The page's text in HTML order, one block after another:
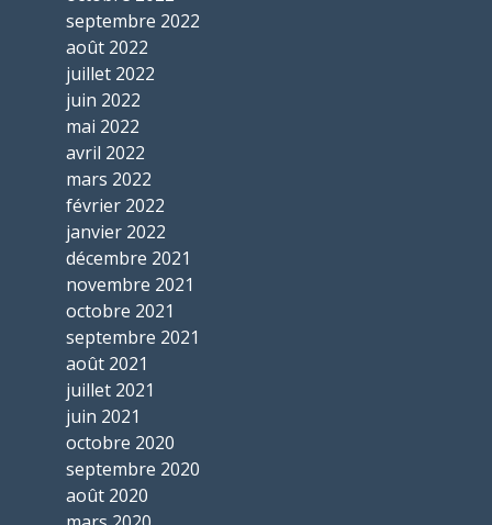
septembre 2022
août 2022
juillet 2022
juin 2022
mai 2022
avril 2022
mars 2022
février 2022
janvier 2022
décembre 2021
novembre 2021
octobre 2021
septembre 2021
août 2021
juillet 2021
juin 2021
octobre 2020
septembre 2020
août 2020